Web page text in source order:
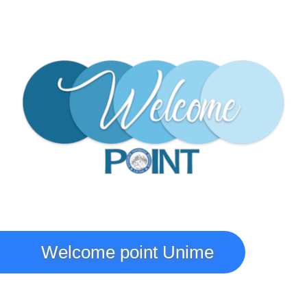
Welcome point Unime